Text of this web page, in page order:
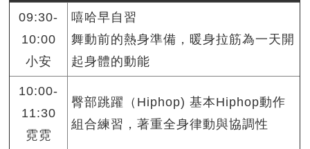
09:30-
10:00
小安
嘻哈早自習
舞動前的熱身準備，暖身拉筋為一天開
起身體的動能
10:00-
11:30
霓霓
臀部跳躍（Hiphop) 基本Hiphop動作
組合練習，著重全身律動與協調性